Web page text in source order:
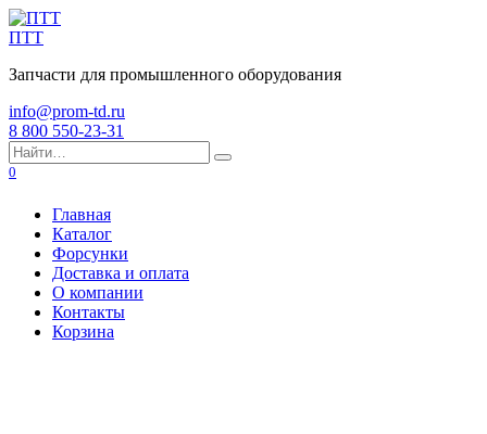
Перейти
к
ПТТ
Запчасти для промышленного оборудования
info@prom-td.ru
8 800 550-23-31
Search
for:
0
Главная
Каталог
Форсунки
Доставка и оплата
О компании
Контакты
Корзина